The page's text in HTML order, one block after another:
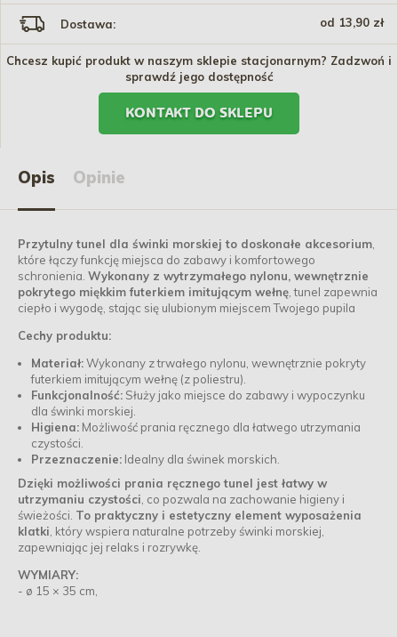
Dostawa: od 13,90 zł
Chcesz kupić produkt w naszym sklepie stacjonarnym? Zadzwoń i
sprawdź jego dostępność
KONTAKT DO SKLEPU
Opis Opinie
Przytulny tunel dla świnki morskiej to doskonałe akcesorium
które łączy funkcję miejsca do zabawy i komfortowego
schronienia. Wykonany z wytrzymałego nylonu, wewnętrznie
pokrytego miękkim futerkiem imitującym wełnę , tunel zapewnia
ciepło i wygodę, stając się ulubionym miejscem Twojego pupila
Cechy produktu:
Materiał:Wykonany z trwałego nylonu, wewnętrznie pokryty
futerkiem imitującym wełnę (z poliestru).
Funkcjonalność: Służy jako miejsce do zabawy i wypoczynku
dla świnki morskiej.
Higiena: Możliwość prania ręcznego dla łatwego utrzymania
czystości.
Przeznaczenie: Idealny dla świnek morskich.
Dzięki możliwości prania ręcznego tunel jest łatwy w
utrzymaniu czystości , co pozwala na zachowanie higieny i
świeżości. To praktyczny i estetyczny element wyposażenia
klatki , który wspiera naturalne potrzeby świnki morskiej,
zapewniając jej relaks i rozrywkę.
WYMIARY:
- ø 15 × 35 cm,